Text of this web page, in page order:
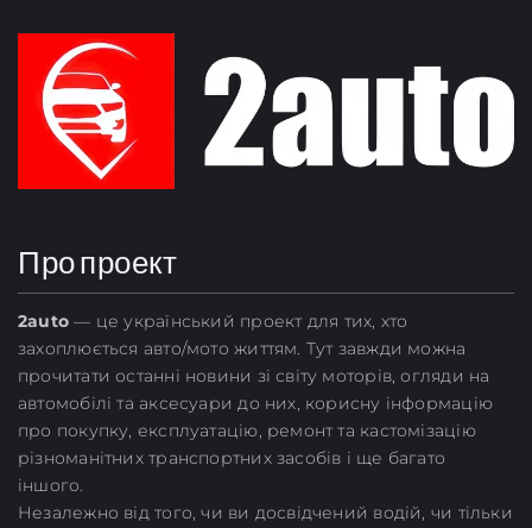
Про проект
2auto — це український проект для тих, хто
захоплюється авто/мото життям. Тут завжди можна
прочитати останні новини зі світу моторів, огляди на
автомобілі та аксесуари до них, корисну інформацію
про покупку, експлуатацію, ремонт та кастомізацію
різноманітних транспортних засобів і ще багато
іншого.
Незалежно від того, чи ви досвідчений водій, чи тільки